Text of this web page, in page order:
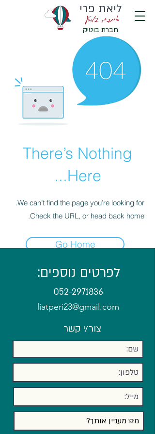
איתכם במסע
ליאת פרי
חברת בוטיק
There’s Nothing
Here...
We can’t find the page you’re looking for.
Check the URL, or head back home.
Go Home
לפרטים נוספים:
052-2971836
liatperi23@gmail.com
צור/י קשר